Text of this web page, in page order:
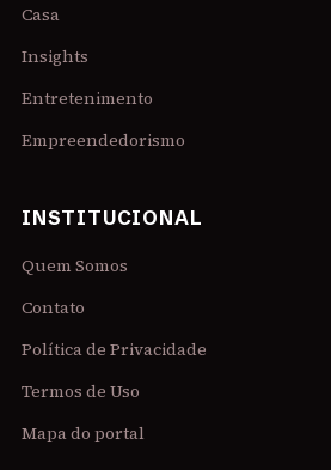
Casa
Insights
Entretenimento
Empreendedorismo
INSTITUCIONAL
Quem Somos
Contato
Política de Privacidade
Termos de Uso
Mapa do portal